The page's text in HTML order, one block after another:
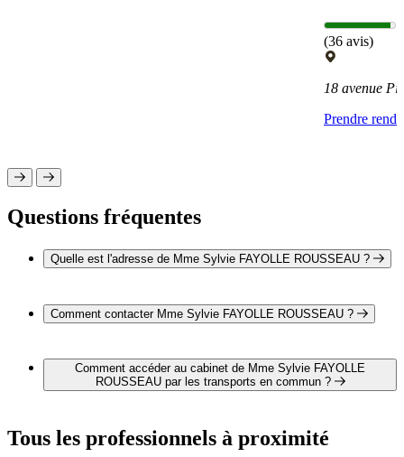
(36 avis)
18 avenue
Prendre
Questions fréquentes
Quelle est l'adresse de Mme Sylvie FAYOLLE ROUSSEAU ?
L'Orée des Balives 26000 VALENCE
Comment contacter Mme Sylvie FAYOLLE ROUSSEAU ?
ROUSSEAU par téléphone au 04 75 80 23 86.
Comment accéder au cabinet de Mme Sylvie FAYOLLE
ROUSSEAU par les transports en commun ?
à proximité des arrêts suivants :
Bus - Pôle Bus
Tous les professionnels à proximité